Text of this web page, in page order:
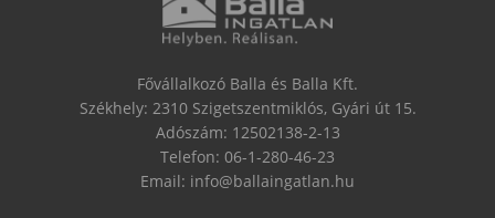
Fővállalkozó Balla és Balla Kft.
Székhely: 2310 Szigetszentmiklós, Gyári út 15.
Adószám: 12502138-2-13
Telefon: 06-1-280-46-23
Email: info@ballaingatlan.hu